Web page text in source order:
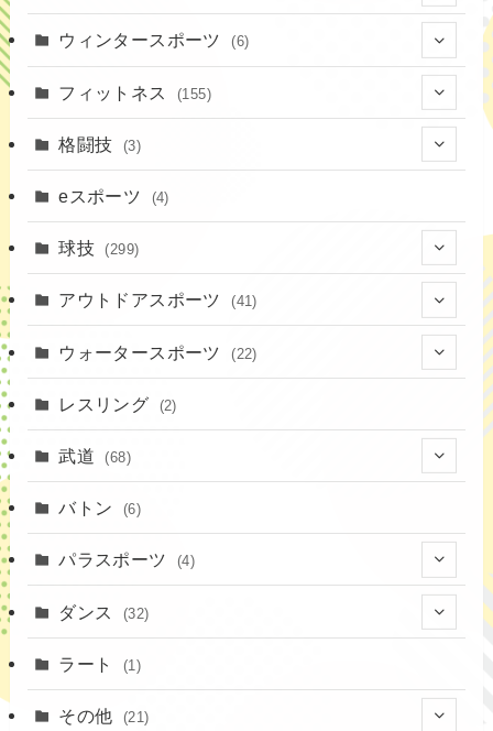
(2)
(4)
ウィンタースポーツ (6)
(6)
フィットネス (155)
(16)
(37)
(18)
格闘技 (3)
(3)
eスポーツ (4)
球技 (299)
(20)
(14)
(16)
(12)
(11)
(3)
(14)
アウトドアスポーツ (41)
(4)
(8)
ウォータースポーツ (22)
(7)
(15)
レスリング (2)
武道 (68)
(23)
(16)
バトン (6)
パラスポーツ (4)
ダンス (32)
(3)
ラート (1)
その他 (21)